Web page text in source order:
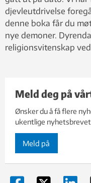
djevleutdrivelse
denne boka får du
nye demoner.
religionsvitenskap
Meld deg på
Ønsker du å få flere
ukentlige
Meld på